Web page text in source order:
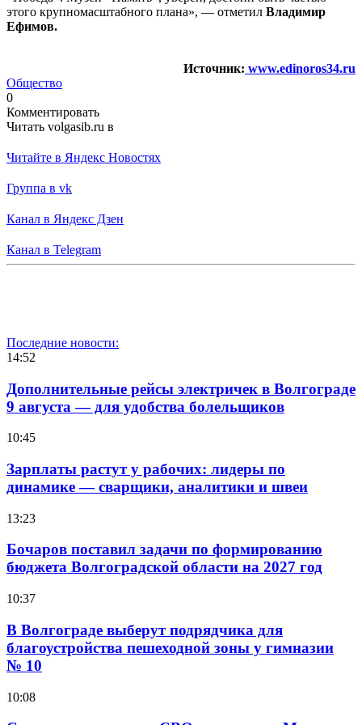
этого крупномасштабного плана», — отметил Владимир
Ефимов.
Источник: www.edinoros34.ru
Общество
0
Комментировать
Читать volgasib.ru в
Читайте в Яндекс Новостях
Группа в vk
Канал в Яндекс Дзен
Канал в Telegram
Последние новости:
14:52
Дополнительные рейсы электричек в Волгограде
9 августа — для удобства болельщиков
10:45
Зарплаты растут у рабочих: лидеры по
динамике — сварщики, аналитики и швеи
13:23
Бочаров поставил задачи по формированию
бюджета Волгоградской области на 2027 год
10:37
В Волгограде выберут подрядчика для
благоустройства пешеходной зоны у гимназии
№ 10
10:08